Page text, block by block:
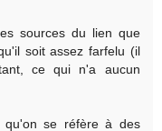
sources du lien que
soit assez farfelu (il
ce qui n'a aucun
qu'on se réfère à des